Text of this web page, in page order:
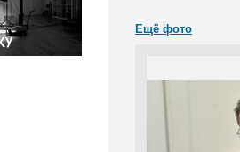
Ещё фото